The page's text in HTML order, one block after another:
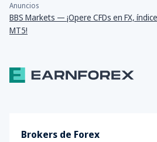
Anuncios
BBS Markets — ¡Opere CFDs en FX,
MT5!
Brokers de Forex